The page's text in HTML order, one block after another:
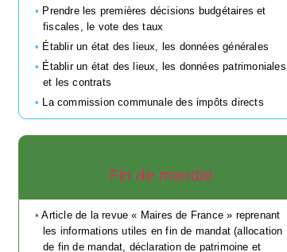
Prendre les premières décisions budgétaires et
fiscales, le vote des taux
Établir un état des lieux, les données générales
Établir un état des lieux, les données patrimoniales
et les contrats
La commission communale des impôts directs
Fin de mandat
Article de la revue « Maires de France » reprenant
les informations utiles en fin de mandat (allocation
de fin de mandat, déclaration de patrimoine et